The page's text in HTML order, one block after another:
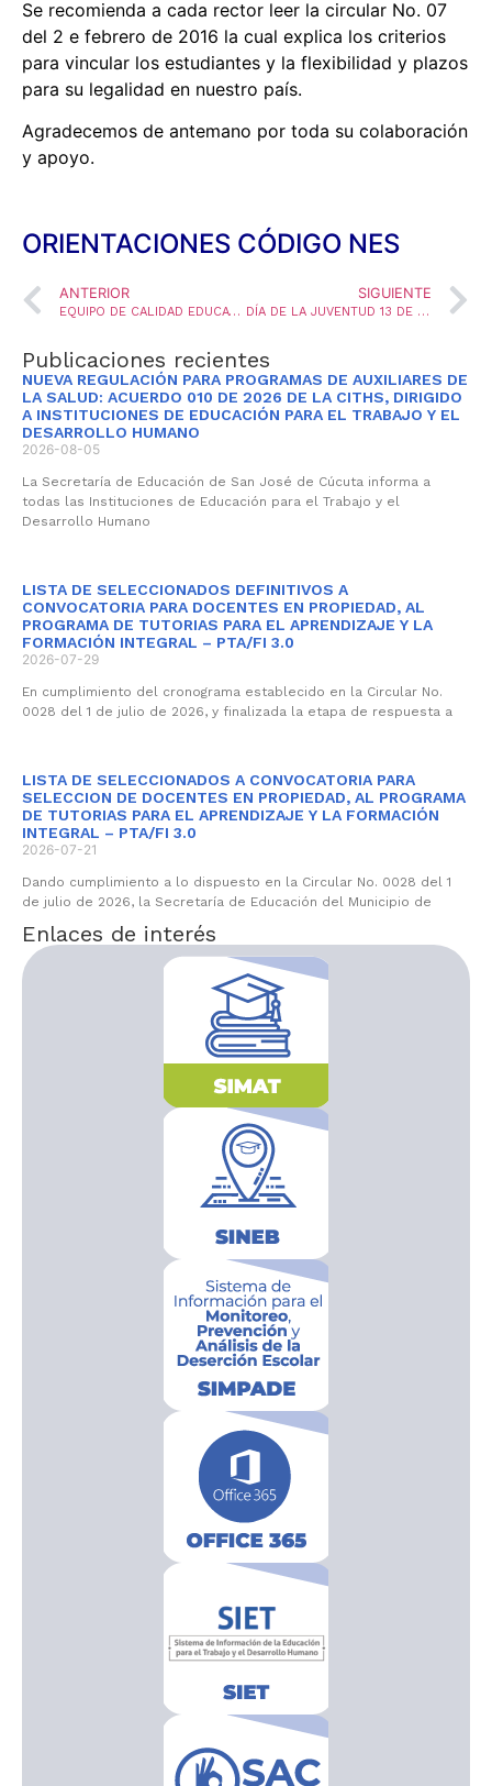
Se recomienda a cada rector leer la circular No. 07
del 2 e febrero de 2016 la cual explica los criterios
para vincular los estudiantes y la flexibilidad y plazos
para su legalidad en nuestro país.
Agradecemos de antemano por toda su colaboración
y apoyo.
ORIENTACIONES CÓDIGO NES
ANTERIOR
EQUIPO DE CALIDAD EDUCATIVA SEMCUCUTA REALIZO LOS PRE-FOROS EDUCACIÓN PARA LA PAZ
SIGUIENTE
DÍA DE LA JUVENTUD 13 DE AGOSTO
Publicaciones recientes
NUEVA REGULACIÓN PARA PROGRAMAS DE AUXILIARES DE
LA SALUD: ACUERDO 010 DE 2026 DE LA CITHS, DIRIGIDO
A INSTITUCIONES DE EDUCACIÓN PARA EL TRABAJO Y EL
DESARROLLO HUMANO
2026-08-05
La Secretaría de Educación de San José de Cúcuta informa a
todas las Instituciones de Educación para el Trabajo y el
Desarrollo Humano
LISTA DE SELECCIONADOS DEFINITIVOS A
CONVOCATORIA PARA DOCENTES EN PROPIEDAD, AL
PROGRAMA DE TUTORIAS PARA EL APRENDIZAJE Y LA
FORMACIÓN INTEGRAL – PTA/FI 3.0
2026-07-29
En cumplimiento del cronograma establecido en la Circular No.
0028 del 1 de julio de 2026, y finalizada la etapa de respuesta a
LISTA DE SELECCIONADOS A CONVOCATORIA PARA
SELECCION DE DOCENTES EN PROPIEDAD, AL PROGRAMA
DE TUTORIAS PARA EL APRENDIZAJE Y LA FORMACIÓN
INTEGRAL – PTA/FI 3.0
2026-07-21
Dando cumplimiento a lo dispuesto en la Circular No. 0028 del 1
de julio de 2026, la Secretaría de Educación del Municipio de
Enlaces de interés